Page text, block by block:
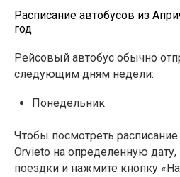
Расписание автобусов из
год
Рейсовый автобус обычно
следующим дням недели:
Понедельник
Чтобы посмотреть
Orvieto на определенную
поездки и нажмите кнопку